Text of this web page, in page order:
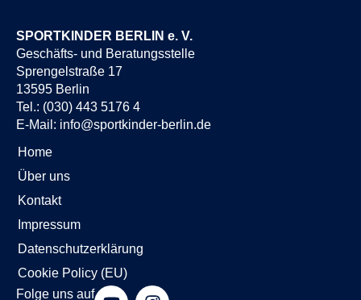
SPORTKINDER BERLIN e. V.
Geschäfts- und Beratungsstelle
Sprengelstraße 17
13595 Berlin
Tel.: (030) 443 5176 4
E-Mail: info@sportkinder-berlin.de
Home
Über uns
Kontakt
Impressum
Datenschutzerklärung
Cookie Policy (EU)
Folge uns auf
Y I